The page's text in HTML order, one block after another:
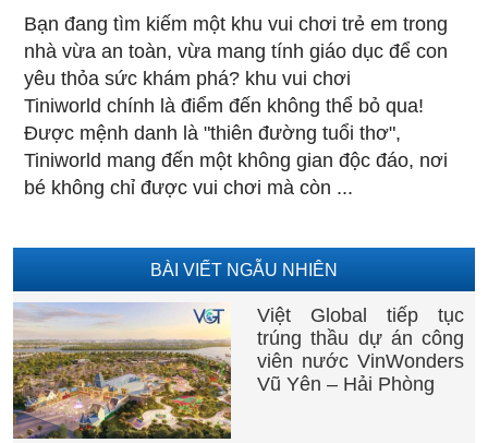
Bạn đang tìm kiếm một khu vui chơi trẻ em trong
nhà vừa an toàn, vừa mang tính giáo dục để con
yêu thỏa sức khám phá? khu vui chơi
Tiniworld chính là điểm đến không thể bỏ qua!
Được mệnh danh là "thiên đường tuổi thơ",
Tiniworld mang đến một không gian độc đáo, nơi
bé không chỉ được vui chơi mà còn ...
BÀI VIẾT NGẪU NHIÊN
Việt Global tiếp tục
trúng thầu dự án công
viên nước VinWonders
Vũ Yên – Hải Phòng